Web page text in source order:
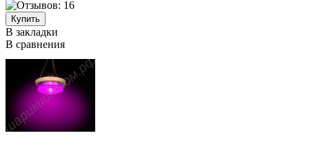
В закладки
В сравнения